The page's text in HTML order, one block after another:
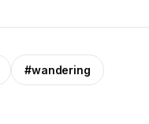
#wandering